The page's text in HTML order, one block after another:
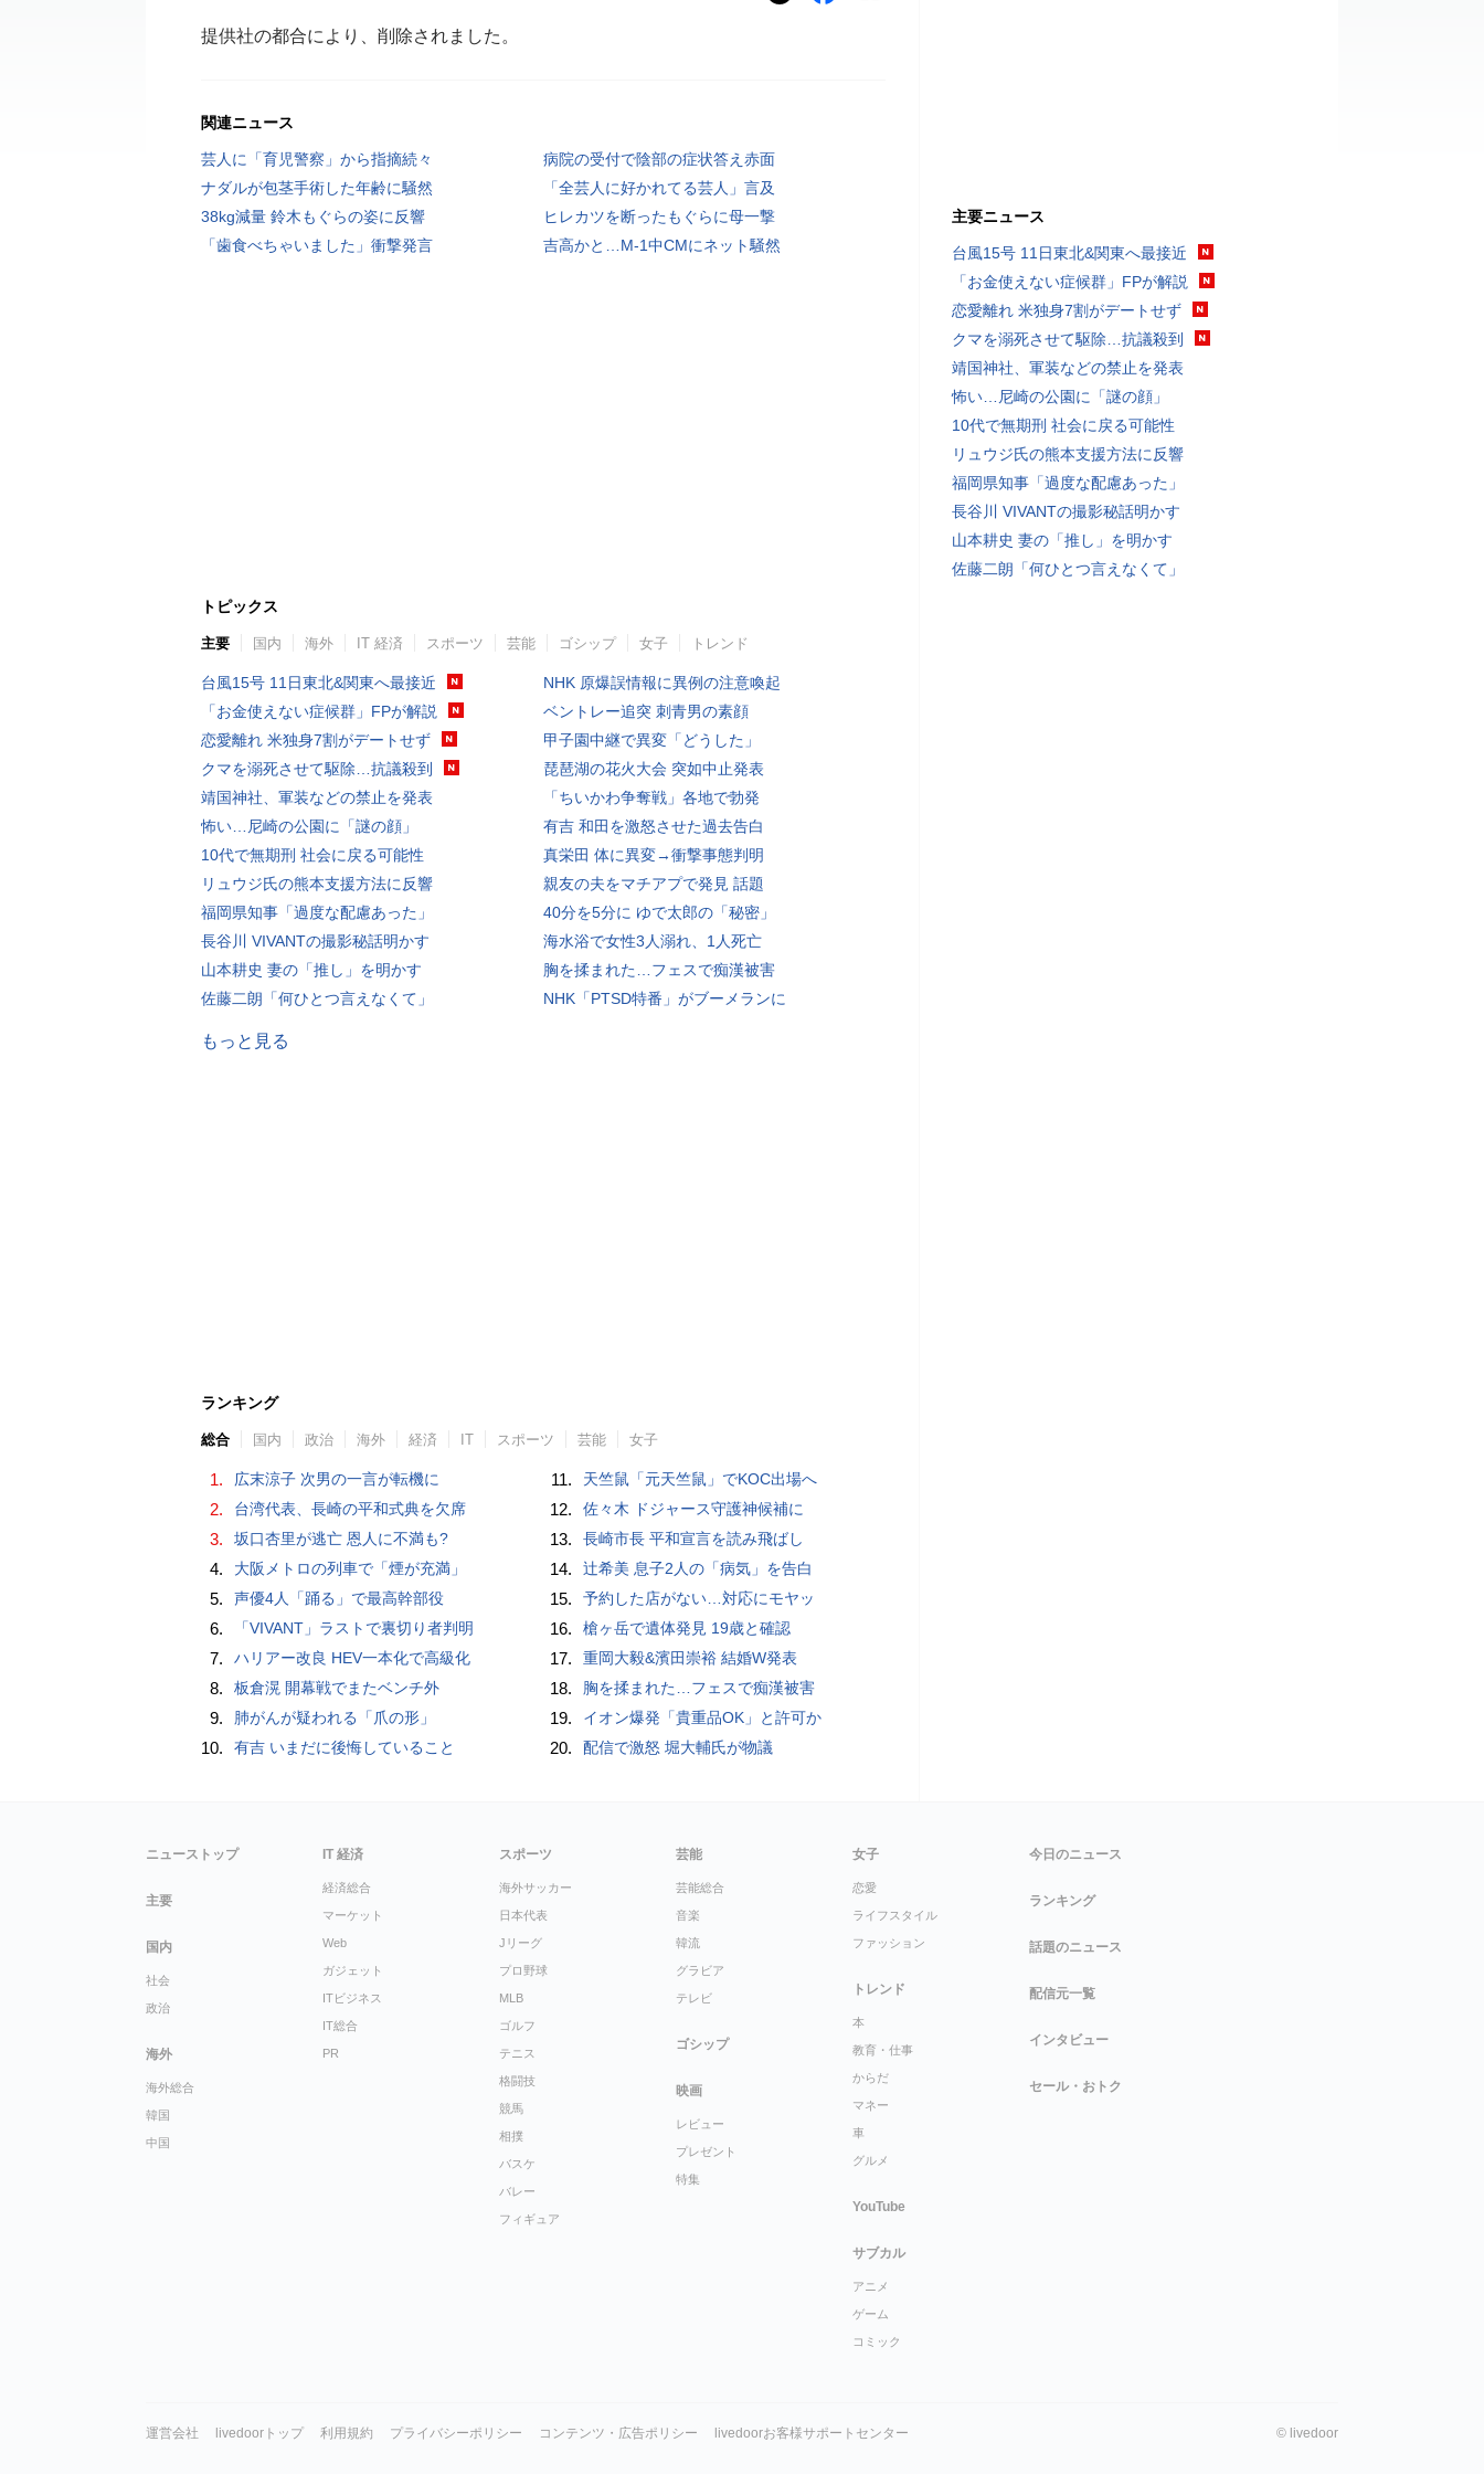
提供社の都合により、削除されました。
関連ニュース
芸人に「育児警察」から指摘続々
病院の受付で陰部の症状答え赤面
ナダルが包茎手術した年齢に騒然
「全芸人に好かれてる芸人」言及
38kg減量 鈴木もぐらの姿に反響
ヒレカツを断ったもぐらに母一撃
「歯食べちゃいました」衝撃発言
吉高かと…M-1中CMにネット騒然
トピックス
主要 国内 海外 IT 経済 スポーツ 芸能 ゴシップ 女子 トレンド
台風15号 11日東北&関東へ最接近
「お金使えない症候群」FPが解説
恋愛離れ 米独身7割がデートせず
クマを溺死させて駆除…抗議殺到
靖国神社、軍装などの禁止を発表
怖い…尼崎の公園に「謎の顔」
10代で無期刑 社会に戻る可能性
リュウジ氏の熊本支援方法に反響
福岡県知事「過度な配慮あった」
長谷川 VIVANTの撮影秘話明かす
山本耕史 妻の「推し」を明かす
佐藤二朗「何ひとつ言えなくて」
NHK 原爆誤情報に異例の注意喚起
ベントレー追突 刺青男の素顔
甲子園中継で異変「どうした」
琵琶湖の花火大会 突如中止発表
「ちいかわ争奪戦」各地で勃発
有吉 和田を激怒させた過去告白
真栄田 体に異変→衝撃事態判明
親友の夫をマチアプで発見 話題
40分を5分に ゆで太郎の「秘密」
海水浴で女性3人溺れ、1人死亡
胸を揉まれた…フェスで痴漢被害
NHK「PTSD特番」がブーメランに
もっと見る
ランキング
総合 国内 政治 海外 経済 IT スポーツ 芸能 女子
1. 広末涼子 次男の一言が転機に
2. 台湾代表、長崎の平和式典を欠席
3. 坂口杏里が逃亡 恩人に不満も?
4. 大阪メトロの列車で「煙が充満」
5. 声優4人「踊る」で最高幹部役
6. 「VIVANT」ラストで裏切り者判明
7. ハリアー改良 HEV一本化で高級化
8. 板倉滉 開幕戦でまたベンチ外
9. 肺がんが疑われる「爪の形」
10. 有吉 いまだに後悔していること
11. 天竺鼠「元天竺鼠」でKOC出場へ
12. 佐々木 ドジャース守護神候補に
13. 長崎市長 平和宣言を読み飛ばし
14. 辻希美 息子2人の「病気」を告白
15. 予約した店がない…対応にモヤッ
16. 槍ヶ岳で遺体発見 19歳と確認
17. 重岡大毅&濱田崇裕 結婚W発表
18. 胸を揉まれた…フェスで痴漢被害
19. イオン爆発「貴重品OK」と許可か
20. 配信で激怒 堀大輔氏が物議
主要ニュース
台風15号 11日東北&関東へ最接近
「お金使えない症候群」FPが解説
恋愛離れ 米独身7割がデートせず
クマを溺死させて駆除…抗議殺到
靖国神社、軍装などの禁止を発表
怖い…尼崎の公園に「謎の顔」
10代で無期刑 社会に戻る可能性
リュウジ氏の熊本支援方法に反響
福岡県知事「過度な配慮あった」
長谷川 VIVANTの撮影秘話明かす
山本耕史 妻の「推し」を明かす
佐藤二朗「何ひとつ言えなくて」
ニューストップ
主要
国内
社会
政治
海外
海外総合
韓国
中国
IT 経済
経済総合
マーケット
Web
ガジェット
ITビジネス
IT総合
PR
スポーツ
海外サッカー
日本代表
Jリーグ
プロ野球
MLB
ゴルフ
テニス
格闘技
競馬
相撲
バスケ
バレー
フィギュア
芸能
芸能総合
音楽
韓流
グラビア
テレビ
ゴシップ
映画
レビュー
プレゼント
特集
女子
恋愛
ライフスタイル
ファッション
トレンド
本
教育・仕事
からだ
マネー
車
グルメ
YouTube
サブカル
アニメ
ゲーム
コミック
今日のニュース
ランキング
話題のニュース
配信元一覧
インタビュー
セール・おトク
運営会社 livedoorトップ 利用規約 プライバシーポリシー コンテンツ・広告ポリシー livedoorお客様サポートセンター © livedoor